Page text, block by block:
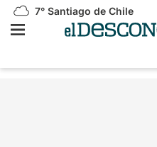
7° Santiago de Chile